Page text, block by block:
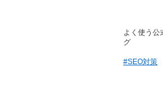
よく使う公
グ
#SEO対策